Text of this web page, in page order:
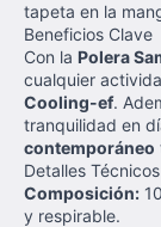
tapeta en la
Beneficios Clave
Con la Polera
cualquier
Cooling-ef.
tranquilidad en
contemporáneo
Detalles Técnicos
Composición:
y respirable.